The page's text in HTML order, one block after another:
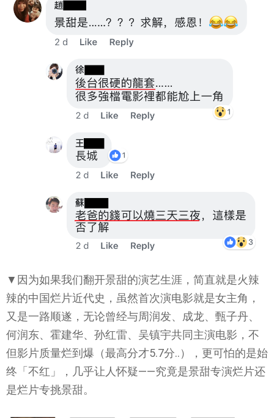
▼因为如果我们翻开景甜的演艺生涯，简直就是火辣
辣的中国烂片近代史，虽然首次演电影就是女主角，
又是一路顺遂，无论曾经与周润发、成龙、甄子丹、
何润东、霍建华、孙红雷、吴镇宇共同主演电影，不
但影片质量烂到爆（最高分才5.7分..），更可怕的是始
终「不红」，几乎让人怀疑——究竟是景甜专演烂片还
是烂片专挑景甜。